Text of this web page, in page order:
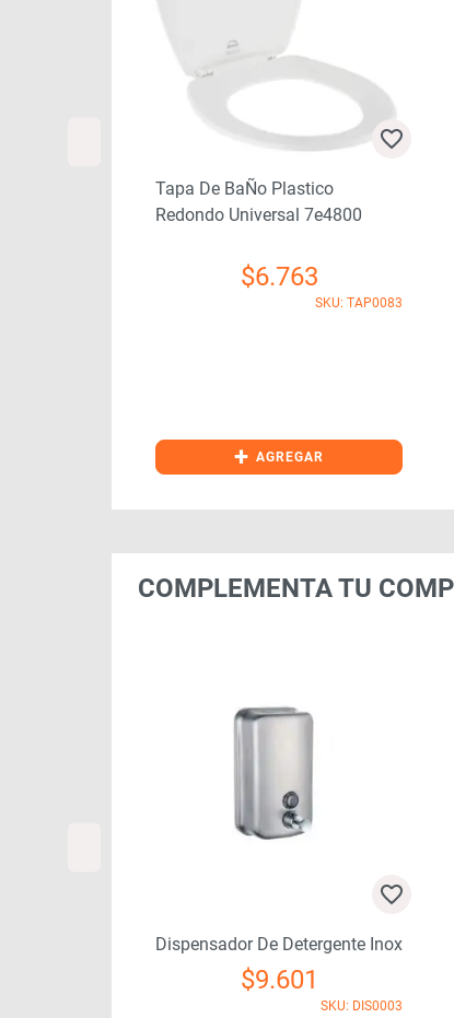
Tapa De BaÑo Plastico
Redondo Universal 7e4800
$6.763
SKU: TAP0083
+ AGREGAR
COMPLEMENTA TU
Dispensador De Detergente Inox
$9.601
SKU: DIS0003